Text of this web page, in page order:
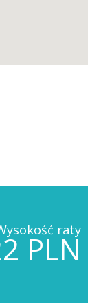
raty
PLN